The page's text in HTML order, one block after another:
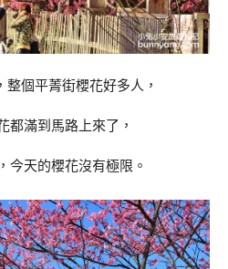
整個平菁街櫻花好多人，
都滿到馬路上來了，
今天的櫻花沒有極限。